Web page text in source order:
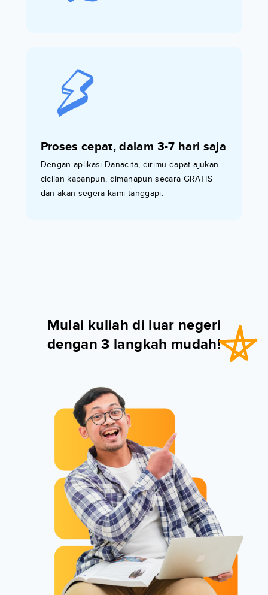
Proses cepat, dalam 3-7 hari saja
Dengan aplikasi Danacita, dirimu dapat ajukan
cicilan kapanpun, dimanapun secara GRATIS
dan akan segera kami tanggapi.
Mulai kuliah di luar negeri
dengan 3 langkah mudah!